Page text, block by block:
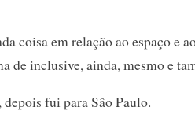
coisa em relação ao espaço e
de inclusive, ainda, mesmo e
fui para Sâo Paulo.